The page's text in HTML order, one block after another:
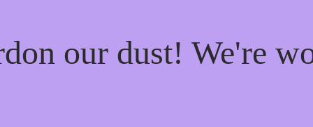
our dust! We're